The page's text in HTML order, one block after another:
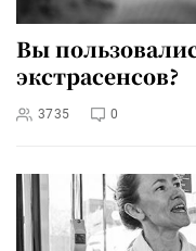
Вы
экстрасенсов?
3735 0